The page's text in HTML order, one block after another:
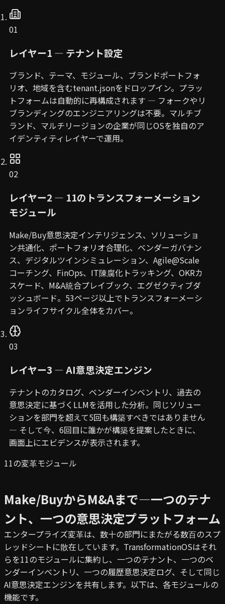
01
レイヤー1 — テナント設定
ブランド、テーマ、モジュール、ブランドポートフォ
リオ、地域を含むtenant.jsonをドロップイン。プラッ
トフォームは自動的に再構成されます — フォークやリ
ブランディングのエンジニアリングは不要。マルチブ
ランド、マルチリージョンの企業が同じOSを独自のア
イデンティティレイヤーで運用。
02
レイヤー2 — 11のトランスフォーメーション
モジュール
Make/Buy意思決定インテリジェンス、ソリューショ
ン共通化、ポートフォリオ合理化、ベンダーガバナン
ス、デジタルツインシミュレーション、Agile@Scale
コーチング、FinOps、IT陳腐化トラッキング、OKRカ
スケード、M&A統合プレイブック、エグゼクティブダ
ッシュボード。53ページ以上でトランスフォーメーシ
ョンライフサイクル全体をカバー。
03
レイヤー3 — AI意思決定エンジン
テナントのカタログ、ベンダーインベントリ、過去の
意思決定に基づくLLMを活用した分析。同じソリュー
ションを部門を超えて5回も構築すべきではありません
— そして今、6回目に誰かが構築を提案したときに、
画面上にエビデンスが表示されます。
11の変革モジュール
Make/BuyからM&Aまで—一つのテナ
ント、一つの意思決定プラットフォーム
エンタープライズ変革は、数十の部門にまたがる数百のスプ
レッドシートに散在しています。TransformationOSはそれ
らを11のモジュールに集約し、一つのテナント、一つのベ
ンダーインベントリ、一つの履歴意思決定ログ、そして同じ
AI意思決定エンジンを共有します。以下は、各モジュールの
機能です。